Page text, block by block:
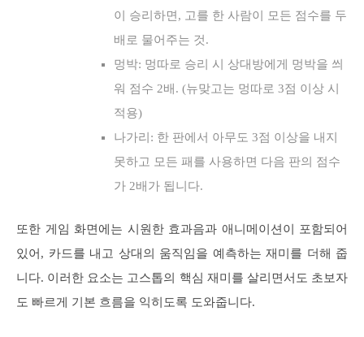
이 승리하면, 고를 한 사람이 모든 점수를 두
배로 물어주는 것.
멍박: 멍따로 승리 시 상대방에게 멍박을 씌
워 점수 2배. (뉴맞고는 멍따로 3점 이상 시
적용)
나가리: 한 판에서 아무도 3점 이상을 내지
못하고 모든 패를 사용하면 다음 판의 점수
가 2배가 됩니다.
또한 게임 화면에는 시원한 효과음과 애니메이션이 포함되어
있어, 카드를 내고 상대의 움직임을 예측하는 재미를 더해 줍
니다. 이러한 요소는 고스톱의 핵심 재미를 살리면서도 초보자
도 빠르게 기본 흐름을 익히도록 도와줍니다.